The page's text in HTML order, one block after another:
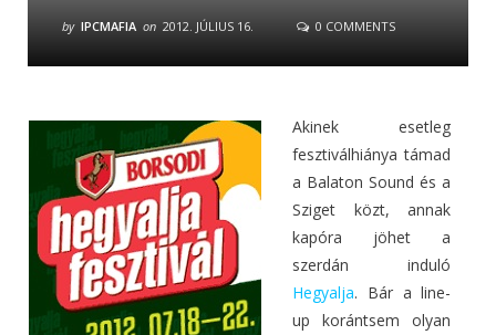
by IPCMAFIA on 2012. JÚLIUS 16. 0 COMMENTS
Akinek esetleg
fesztiválhiánya támad
a Balaton Sound és a
Sziget közt, annak
kapóra jöhet a
szerdán induló
Hegyalja. Bár a line-
up korántsem olyan